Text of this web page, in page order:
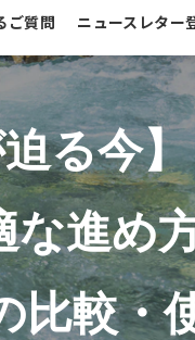
ご質問 ニュースレター
る今】
な進め
比較・